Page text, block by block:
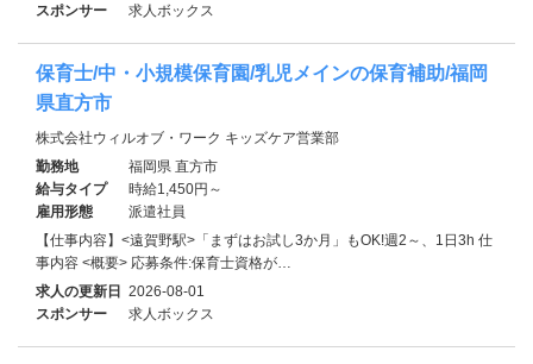
スポンサー
求人ボックス
保育士/中・小規模保育園/乳児メインの保育補助/福岡
県直方市
株式会社ウィルオブ・ワーク キッズケア営業部
勤務地
福岡県 直方市
給与タイプ
時給1,450円～
雇用形態
派遣社員
【仕事内容】<遠賀野駅>「まずはお試し3か月」もOK!週2～、1日3h 仕
事内容 <概要> 応募条件:保育士資格が…
求人の更新日 2026-08-01
スポンサー
求人ボックス